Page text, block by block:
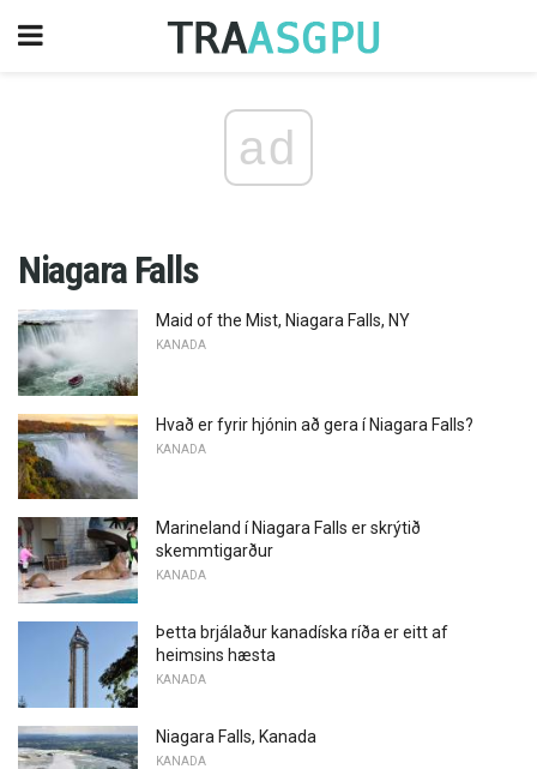
ad
Niagara Falls
Maid of the Mist, Niagara Falls, NY
KANADA
Hvað er fyrir hjónin að gera í Niagara Falls?
KANADA
Marineland í Niagara Falls er skrýtið
skemmtigarður
KANADA
Þetta brjálaður kanadíska ríða er eitt af
heimsins hæsta
KANADA
Niagara Falls, Kanada
KANADA